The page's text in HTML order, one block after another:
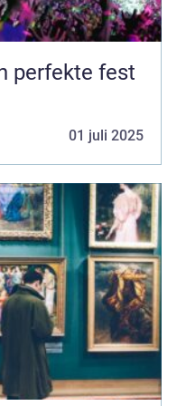
perfekte fest
01 juli 2025